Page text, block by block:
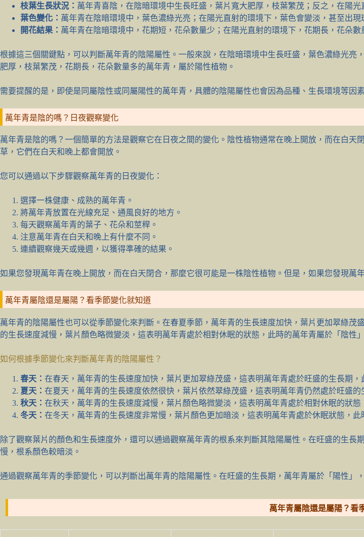
枝葉生長狀況： 萬年青喜陰，在陰暗環境中生長旺盛，葉片寬大肥厚，枝葉繁茂；反之，在陽
葉色變化： 萬年青在陰暗環境中，葉色濃綠光亮；在陽光直射的環境下，葉色會變淡，甚至出現
開花結果： 萬年青在陰暗環境中，花期短，花朵數量少；在陽光直射的環境下，花期長，花朵數
根據這三個關鍵點，可以判斷萬年青的陰陽屬性。一般來說，在陰暗環境中生長旺盛，葉色濃綠光
肥厚，枝葉繁茂，花期長，花朵數量多的萬年青，屬於陽性植物。
需要提醒的是，即使是同屬陰性或同屬陽性的萬年青，具體的陰陽屬性也會因為品種、生長環境等
萬年青是陰的嗎？日夜觀察變化
萬年青是陰的嗎？一個簡單的方法是觀察它在日夜之間的變化。陰性植物通常在晚上開放，而在白
草，它們在白天和晚上都會開放。
您可以通過以下步驟觀察萬年青的日夜變化：
選擇一株健康、成熟的萬年青。
將萬年青放置在光線充足、通風良好的地方。
每天觀察萬年青的葉子、花朵和莖稈。
注意萬年青在白天和晚上有什麼不同。
連續觀察幾天或幾週，以獲得準確的結果。
如果您發現萬年青在晚上開放，而在白天閉合，那麼它很可能是一株陰性植物。但是，如果您發現萬
萬年青屬陰還是屬陽？看季節變化就知道
萬年青的陰陽屬性也可以從季節變化來判斷。在春夏季節，萬年青的生長速度加快，葉片更加翠綠
的生長速度減慢，葉片顏色略微變淡，這表明萬年青處於相對休眠的狀態，此時的萬年青屬於「陰性」
如何根據季節變化來判斷萬年青的陰陽屬性？
春天： 在春天，萬年青的生長速度加快，葉片更加翠綠茂盛，這表明萬年青處於旺盛的生長期，
夏天： 在夏天，萬年青的生長速度依然很快，葉片依然翠綠茂盛，這表明萬年青仍然處於旺盛的
秋天： 在秋天，萬年青的生長速度減慢，葉片顏色略微變淡，這表明萬年青處於相對休眠的狀態
冬天： 在冬天，萬年青的生長速度非常慢，葉片顏色更加暗淡，這表明萬年青處於休眠狀態，此
除了觀察葉片的顏色和生長速度外，還可以通過觀察萬年青的根系來判斷其陰陽屬性。在旺盛的生
慢，根系顏色較暗淡。
通過觀察萬年青的季節變化，可以判斷出萬年青的陰陽屬性。在旺盛的生長期，萬年青屬於「陽性」
萬年青屬陰還是屬陽？看